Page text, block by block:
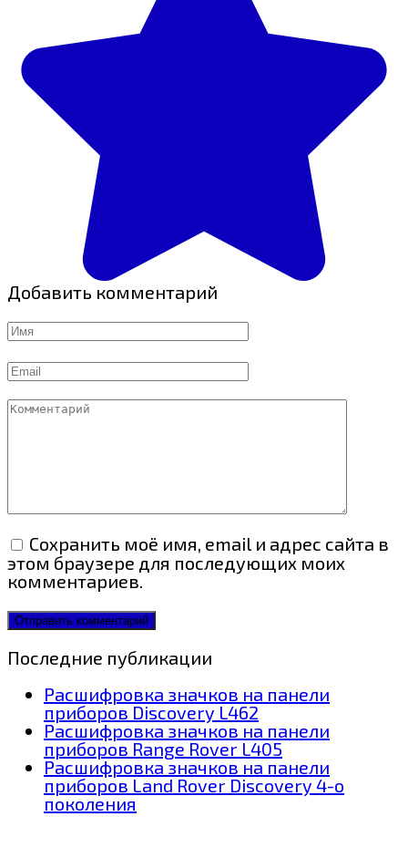
Добавить комментарий
Имя
Email
Комментарий
Сохранить моё имя, email и адрес сайта в
этом браузере для последующих моих
комментариев.
Последние публикации
Расшифровка значков на панели
приборов Discovery L462
Расшифровка значков на панели
приборов Range Rover L405
Расшифровка значков на панели
приборов Land Rover Discovery 4-о
поколения